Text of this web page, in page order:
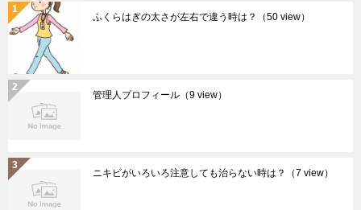
ふくらはぎの太さが左右で違う時は？ （50 view）
管理人プロフィール （9 view）
ニキビがいろいろ注意しても治らない時は？ （7 view）